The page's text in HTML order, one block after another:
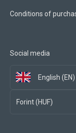
Conditions of
Social media
English (EN)
Forint (HUF)